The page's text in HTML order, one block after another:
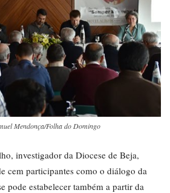
Mendonça/Folha do Domingo
investigador da Diocese de Beja,
cem participantes como o diálogo da
pode estabelecer também a partir da